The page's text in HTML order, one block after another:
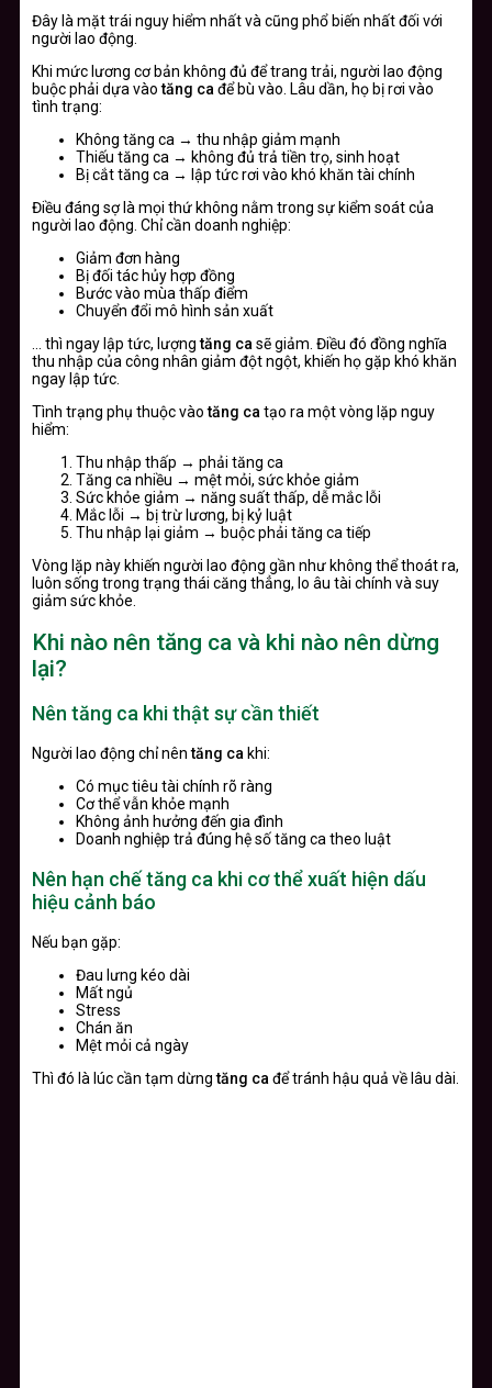
Đây là mặt trái nguy hiểm nhất và cũng phổ biến nhất đối với
người lao động.
Khi mức lương cơ bản không đủ để trang trải, người lao động
buộc phải dựa vàotăng cađể bù vào. Lâu dần, họ bị rơi vào
tình trạng:
Không tăng ca → thu nhập giảm mạnh
Thiếu tăng ca → không đủ trả tiền trọ, sinh hoạt
Bị cắt tăng ca → lập tức rơi vào khó khăn tài chính
Điều đáng sợ là mọi thứ không nằm trong sự kiểm soát của
người lao động. Chỉ cần doanh nghiệp:
Giảm đơn hàng
Bị đối tác hủy hợp đồng
Bước vào mùa thấp điểm
Chuyển đổi mô hình sản xuất
… thì ngay lập tức, lượngtăng casẽ giảm. Điều đó đồng nghĩa
thu nhập của công nhân giảm đột ngột, khiến họ gặp khó khăn
ngay lập tức.
Tình trạng phụ thuộc vàotăng catạo ra một vòng lặp nguy
hiểm:
Thu nhập thấp → phải tăng ca
Tăng ca nhiều → mệt mỏi, sức khỏe giảm
Sức khỏe giảm → năng suất thấp, dễ mắc lỗi
Mắc lỗi → bị trừ lương, bị kỷ luật
Thu nhập lại giảm → buộc phải tăng ca tiếp
Vòng lặp này khiến người lao động gần như không thể thoát ra,
luôn sống trong trạng thái căng thẳng, lo âu tài chính và suy
giảm sức khỏe.
Khi nào nên tăng ca và khi nào nên dừng
lại?
Nên tăng ca khi thật sự cần thiết
Người lao động chỉ nêntăng ca khi:
Có mục tiêu tài chính rõ ràng
Cơ thể vẫn khỏe mạnh
Không ảnh hưởng đến gia đình
Doanh nghiệp trả đúng hệ số tăng ca theo luật
Nên hạn chế tăng ca khi cơ thể xuất hiện dấu
hiệu cảnh báo
Nếu bạn gặp:
Đau lưng kéo dài
Mất ngủ
Stress
Chán ăn
Mệt mỏi cả ngày
Thì đó là lúc cần tạm dừngtăng ca để tránh hậu quả về lâu dài.